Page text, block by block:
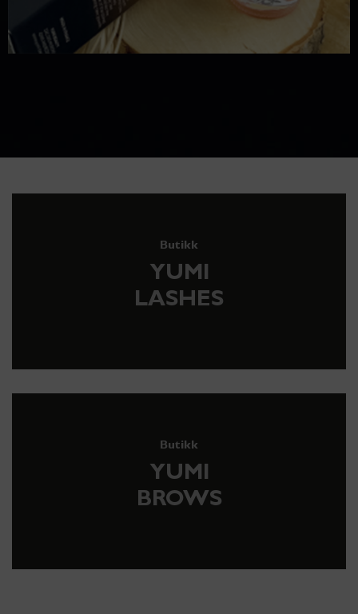
Butikk
YUMI
LASHES
Butikk
YUMI
BROWS